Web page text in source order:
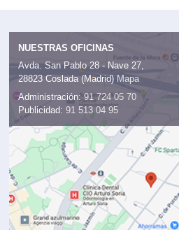
NUESTRAS OFICINAS
Avda. San Pablo 28 - Nave 27,
28823 Coslada (Madrid) Mapa
Administración: 91 724 05 70
Publicidad: 91 513 04 95